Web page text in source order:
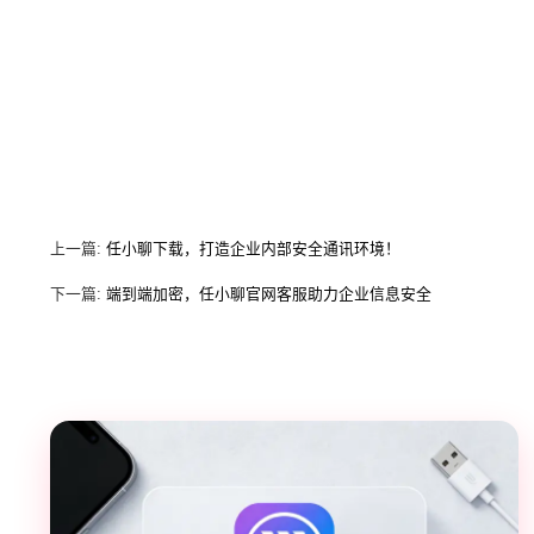
上一篇: 任小聊下载，打造企业内部安全通讯环境！
下一篇: 端到端加密，任小聊官网客服助力企业信息安全